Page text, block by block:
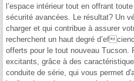
l’espace intérieur tout en offrant
sécurité avancées. Le résultat? Un
charger et qui contribue à assurer
recherchent un haut degré d’ef
offerts pour le tout nouveau Tucson.
excitants, grâce à des
conduite de série, qui vous permet